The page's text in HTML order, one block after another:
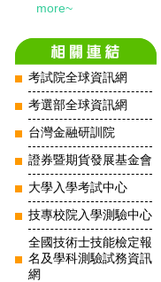
more~
考試院全球資訊網
考選部全球資訊網
台灣金融研訓院
證券暨期貨發展基金會
大學入學考試中心
技專校院入學測驗中心
全國技術士技能檢定報
名及學科測驗試務資訊
網